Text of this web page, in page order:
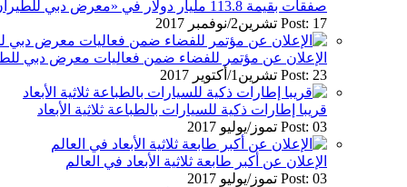
صفقات بقيمة 113.8 مليار دولار في «معرض دبي للطيران» 2017
Post: 17 تشرين2/نوفمبر 2017
الإعلان عن مؤتمر للفضاء ضمن فعاليات معرض دبي
Post: 23 تشرين1/أكتوير 2017
قريبا إطارات ذكية للسيارات بالطباعة ثلاثية الأبعاد
Post: 03 تموز/يوليو 2017
الإعلان عن أكبر طابعة ثلاثية الأبعاد في العالم
Post: 03 تموز/يوليو 2017